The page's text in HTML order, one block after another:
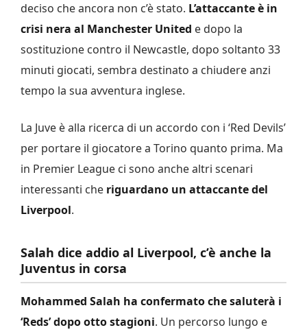
deciso che ancora non c’è stato. L’attaccante è in
crisi nera al Manchester United e dopo la
sostituzione contro il Newcastle, dopo soltanto 33
minuti giocati, sembra destinato a chiudere anzi
tempo la sua avventura inglese.
La Juve è alla ricerca di un accordo con i ‘Red Devils’
per portare il giocatore a Torino quanto prima. Ma
in Premier League ci sono anche altri scenari
interessanti che riguardano un attaccante del
Liverpool.
Salah dice addio al Liverpool, c’è anche la
Juventus in corsa
Mohammed Salah ha confermato che saluterà i
‘Reds’ dopo otto stagioni. Un percorso lungo e